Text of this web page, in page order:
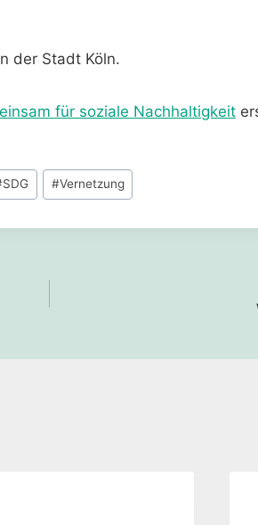
der Stadt Köln.
für soziale Nachhaltigkeit
SDG #Vernetzung